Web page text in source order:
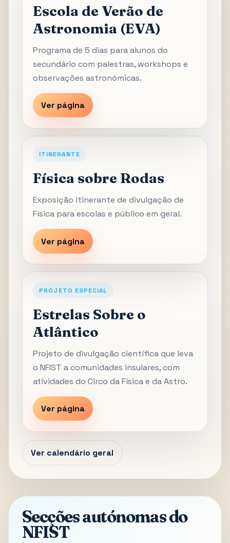
Escola de Verão de
Astronomia (EVA)
Programa de 5 dias para alunos do
secundário com palestras, workshops e
observações astronómicas.
Ver página
ITINERANTE
Física sobre Rodas
Exposição itinerante de divulgação de
Física para escolas e público em geral.
Ver página
PROJETO ESPECIAL
Estrelas Sobre o
Atlântico
Projeto de divulgação científica que leva
o NFIST a comunidades insulares, com
atividades do Circo da Física e da Astro.
Ver página
Ver calendário geral
Secções autónomas do
NFIST